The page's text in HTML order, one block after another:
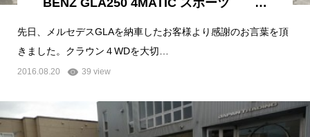
先日、メルセデスGLAを納車したお客様より感謝のお言葉を頂
きました。クラウン４WDを大切…
2016.08.20 39 view